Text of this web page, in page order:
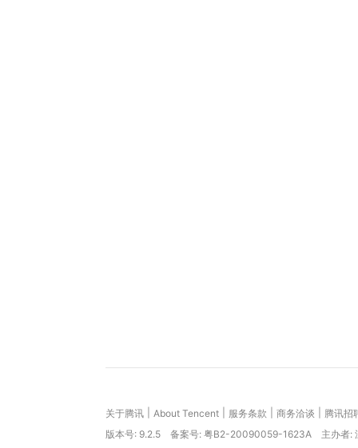
关于腾讯 About Tencent 服务条款 商务洽谈
腾讯招
版本号: 9.2.5 备案号: 粤B2-20090059-1623A 主办者: